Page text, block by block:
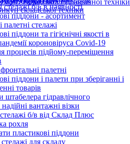
складської гідравлічної техніки
складської техніки
стелажі б/в в наявності
піддони - асортимент
палетні стелажі
піддони та гігієнічні якості в
короновіруса Covid-19
процесів підйому-переміщення
палетні
піддони і палети при зберіганні і
товарів
штабелера гідравлічного
вантажні візки
б/в від Склад Плюс
рохля
пластикові піддони
для складу